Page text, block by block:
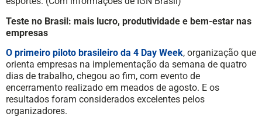
Teste no Brasil: mais lucro, produtividade e bem-estar nas
empresas
O primeiro piloto brasileiro da 4 Day Week, organização que
orienta empresas na implementação da semana de quatro
dias de trabalho, chegou ao fim, com evento de
encerramento realizado em meados de agosto. E os
resultados foram considerados excelentes pelos
organizadores.